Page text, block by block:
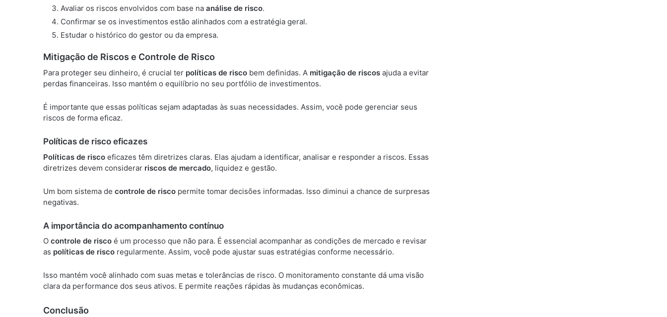
Avaliar os riscos envolvidos com base na análise de risco.
Confirmar se os investimentos estão alinhados com a estratégia geral.
Estudar o histórico do gestor ou da empresa.
Mitigação de Riscos e Controle de Risco
Para proteger seu dinheiro, é crucial ter políticas de risco bem definidas. A mitigação de riscos ajuda a evitar
perdas financeiras. Isso mantém o equilíbrio no seu portfólio de investimentos.
É importante que essas políticas sejam adaptadas às suas necessidades. Assim, você pode gerenciar seus
riscos de forma eficaz.
Políticas de risco eficazes
Políticas de risco eficazes têm diretrizes claras. Elas ajudam a identificar, analisar e responder a riscos. Essas
diretrizes devem considerar riscos de mercado, liquidez e gestão.
Um bom sistema de controle de risco permite tomar decisões informadas. Isso diminui a chance de surpresas
negativas.
A importância do acompanhamento contínuo
O controle de risco é um processo que não para. É essencial acompanhar as condições de mercado e revisar
as políticas de risco regularmente. Assim, você pode ajustar suas estratégias conforme necessário.
Isso mantém você alinhado com suas metas e tolerâncias de risco. O monitoramento constante dá uma visão
clara da performance dos seus ativos. E permite reações rápidas às mudanças econômicas.
Conclusão